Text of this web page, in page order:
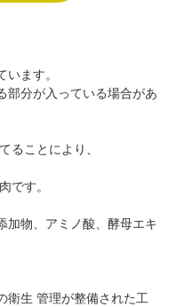
ます。
部分が入っている場合があ
ることにより、
です。
加物、アミノ酸、酵母エキ
衛生 管理が整備された工